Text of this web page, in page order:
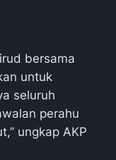
bersama
untuk
seluruh
perahu
ungkap AKP